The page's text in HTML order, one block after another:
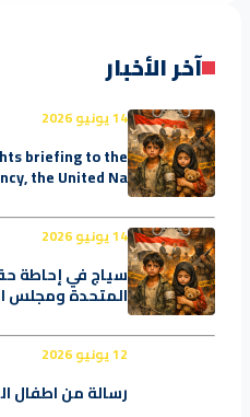
آخر الأخبار
14 يونيو 2026
briefing to the
the United Na...
14 يونيو 2026
سياج في إحاطة
المتحدة ومجلس
12 يونيو 2026
رسالة من اطفال